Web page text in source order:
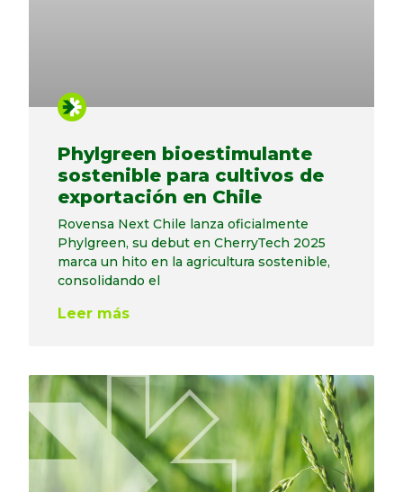
Phylgreen bioestimulante
sostenible para cultivos de
exportación en Chile
Rovensa Next Chile lanza oficialmente
Phylgreen, su debut en CherryTech 2025
marca un hito en la agricultura sostenible,
consolidando el
Leer más